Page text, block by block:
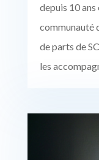
depuis 10 ans
communauté
de parts de
les